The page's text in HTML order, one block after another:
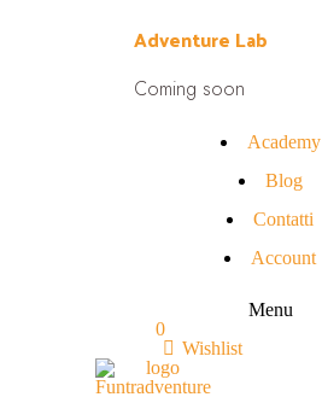
Adventure Lab
Coming soon
Academy
Blog
Contatti
Account
Menu
0
Wishlist